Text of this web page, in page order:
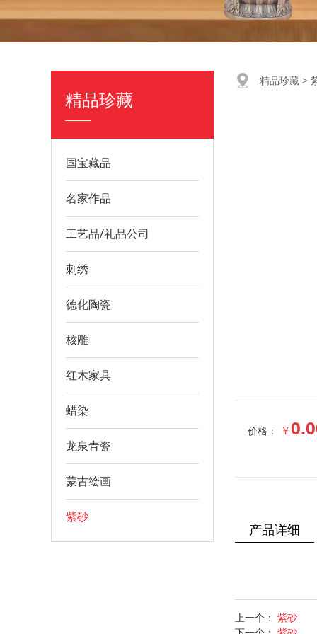
精品珍藏
国宝藏品
名家作品
工艺品/礼品公司
刺绣
德化陶瓷
核雕
红木家具
蜡染
龙泉青瓷
蒙古绘画
紫砂
紫砂
精品珍藏 >
价格： ￥
产品详细
上一个： 紫砂